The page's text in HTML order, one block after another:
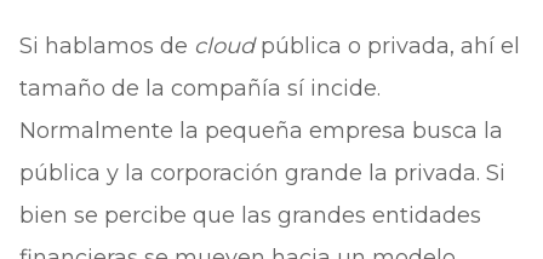
Si hablamos de cloudpública o privada, ahí el
tamaño de la compañía sí incide.
Normalmente la pequeña empresa busca la
pública y la corporación grande la privada. Si
bien se percibe que las grandes entidades